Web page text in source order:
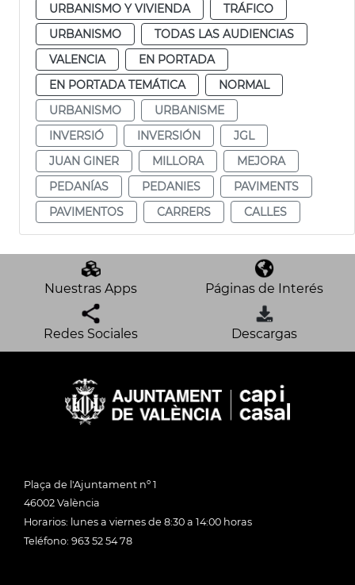
URBANISMO Y VIVIENDA
TRÁFICO
URBANISMO
TODAS LAS AUDIENCIAS
VALENCIA
EN PORTADA
EN PORTADA TEMÁTICA
NORMAL
URBANISMO
URBANISME
INVERSIÓ
INVERSIÓN
JGL
JUAN GINER
MILLORA
MEJORA
PEDANÍAS
PEDANIES
PAVIMENTS
PAVIMENTOS
CARRERS CALLES
Nuestras Apps Páginas de Interés
Redes Sociales Descargas
Plaça de l'Ajuntament nº 1
46002 València
Horarios: lunes a viernes de 8:30 a 14:00 horas
Teléfono: 963 52 54 78